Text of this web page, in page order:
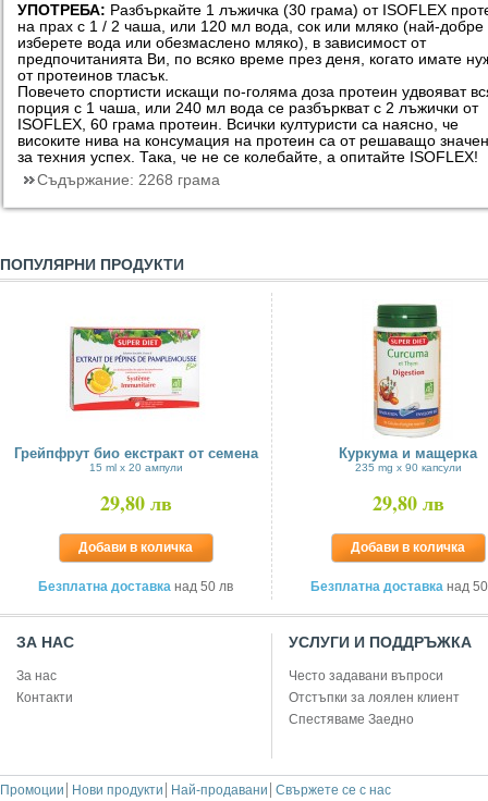
УПОТРЕБА: Разбъркайте 1 лъжичка (30 грама) от ISOFLEX
на прах с 1 / 2 чаша, или 120 мл вода, сок или мляко (най-добре
изберете вода или обезмаслено мляко), в зависимост от
предпочитанията Ви, по всяко време през деня, когато имате
от протеинов тласък.
Повечето спортисти искащи по-голяма доза протеин удвояват
порция с 1 чаша, или 240 мл вода се разбъркват с 2 лъжички от
ISOFLEX, 60 грама протеин. Всички културисти са наясно, че
високите нива на консумация на протеин са от решаващо
за техния успех. Така, че не се колебайте, а опитайте ISOFLEX!
Съдържание: 2268 грама
ПОПУЛЯРНИ ПРОДУКТИ
Грейпфрут био екстракт от семена
15 ml x 20 ампули
29,80 лв
Добави в количка
Безплатна доставка над 50 лв
Куркума и мащерка
235 mg х 90 капсули
29,80 лв
Добави в количка
Безплатна доставка над
ЗА НАС
За нас
Контакти
УСЛУГИ И ПОДДРЪЖКА
Често задавани въпроси
Отстъпки за лоялен клиент
Спестяваме Заедно
Промоции Нови продукти Най-продавани Свържете се с нас